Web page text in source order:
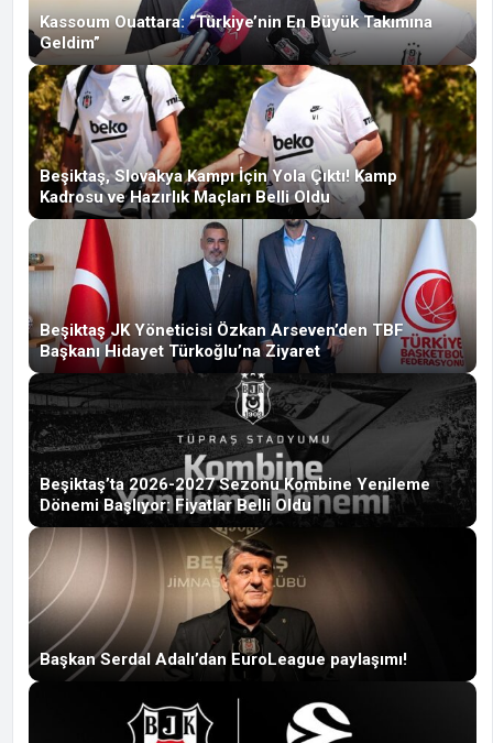
Kassoum Ouattara: “Türkiye’nin En Büyük Takımına
Geldim”
Beşiktaş, Slovakya Kampı İçin Yola Çıktı! Kamp
Kadrosu ve Hazırlık Maçları Belli Oldu
Beşiktaş JK Yöneticisi Özkan Arseven’den TBF
Başkanı Hidayet Türkoğlu’na Ziyaret
Beşiktaş’ta 2026-2027 Sezonu Kombine Yenileme
Dönemi Başlıyor: Fiyatlar Belli Oldu
Başkan Serdal Adalı’dan EuroLeague paylaşımı!